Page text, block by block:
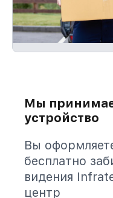
Мы
устройство
Вы
бесплатно
видения
центр